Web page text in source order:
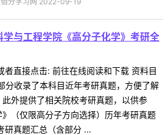
与工程学院《高分子化学》考研全
者直接点击: 前往在线阅读和下载 资料目
分收录了本科目近年考研真题，方便了解
外提供了相关院校考研真题，以供参
（仅限高分子方向选择）历年考研真题
研真题汇总（含部分 ...